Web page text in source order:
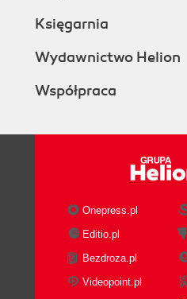
Księgarnia
Wydawnictwo Helion
Współpraca
Onepress.pl
Editio.pl
Bezdroza.pl
Videopoint.pl